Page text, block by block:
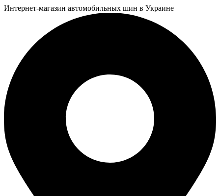
Интернет-магазин автомобильных шин в Украине